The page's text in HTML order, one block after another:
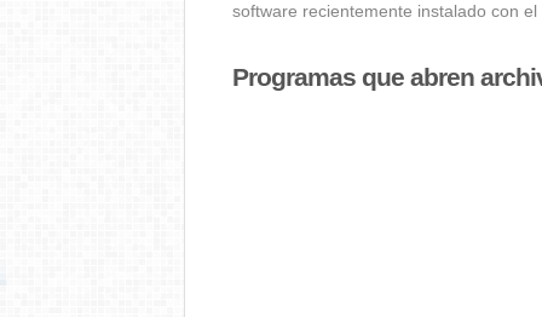
software recientemente instalado con
Programas que abren